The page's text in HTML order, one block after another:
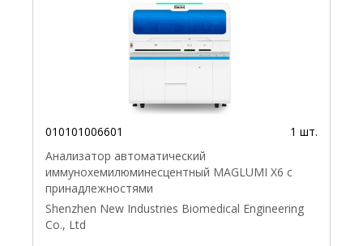
010101006601
1 шт.
Анализатор автоматический
иммунохемилюминесцентный MAGLUMI X6 с
принадлежностями
Shenzhen New Industries Biomedical Engineering
Co., Ltd